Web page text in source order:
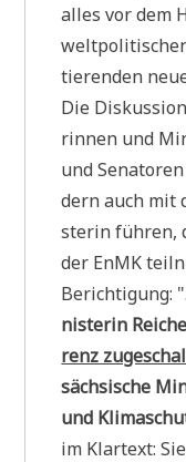
alles vor dem
tie­ren­den
Die
rin­nen und
und
dern auch mit
ste­rin füh­ren,
der EnMK
Berich­ti­gung:
ni­ste­rin
renz
säch­si­sche
und
im Klar­text: